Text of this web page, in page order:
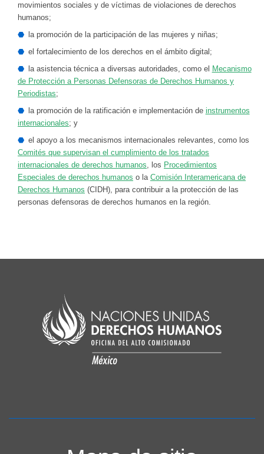
movimientos sociales y de víctimas de violaciones de derechos
humanos;
la promoción de la participación de las mujeres y niñas;
el fortalecimiento de los derechos en el ámbito digital;
la asistencia técnica a diversas autoridades, como el Mecanismo
de Protección a Personas Defensoras de Derechos Humanos y
Periodistas;
la promoción de la ratificación e implementación de instrumentos
internacionales; y
el apoyo a los mecanismos internacionales relevantes, como los
Comités que supervisan el cumplimiento de los tratados
internacionales de derechos humanos , los Procedimientos
Especiales de derechos humanos o la Comisión Interamericana de
Derechos Humanos (CIDH), para contribuir a la protección de las
personas defensoras de derechos humanos en la región.